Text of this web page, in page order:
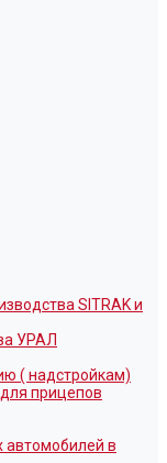
SITRAK и
УРАЛ
( надстройкам)
прицепов
автомобилей в